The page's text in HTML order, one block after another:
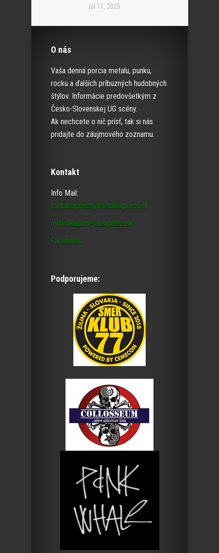
júl 11, 2025
O nás
Vaša denná porcia metalu, punku,
rocku a ďalších príbuzných hudobných
štýlov. Informácie predovšetkým z
Česko-Slovenskej UG scény.
Ak nechcete o nič prísť, tak si nás
pridajte do záujmového zoznamu.
Kontakt
Info Mail:
metalexpress@metalexpress.sk
mrtvolka@metalexpress.sk
Facebook
Podporujeme: